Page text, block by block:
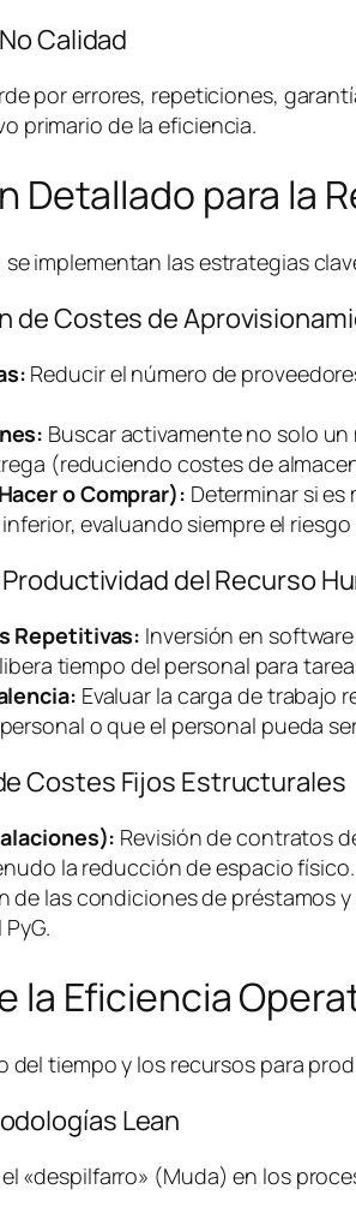
Calidad
por errores, repeticiones,
primario de la eficiencia.
Detallado para la
implementan las estrategias
de Costes de
Reducir el número de
Buscar activamente no solo
(reduciendo costes de
o Comprar): Determinar si
evaluando siempre el
del Recurso
Repetitivas: Inversión en software
tiempo del personal para
Evaluar la carga de trabajo
o que el personal pueda
Costes Fijos Estructurales
Revisión de contratos
la reducción de espacio físico.
de las condiciones de préstamos
la Eficiencia
del tiempo y los recursos para
Lean
«despilfarro» (Muda) en los